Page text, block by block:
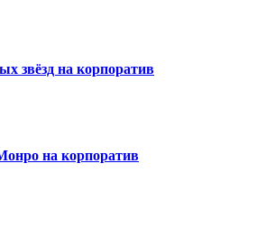
звёзд на корпоратив
на корпоратив